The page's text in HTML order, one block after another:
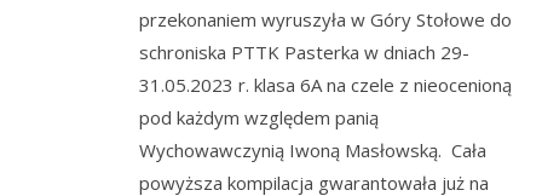
przekonaniem wyruszyła w Góry Stołowe do
schroniska PTTK Pasterka w dniach 29-
31.05.2023 r. klasa 6A na czele z nieocenioną
pod każdym względem panią
Wychowawczynią Iwoną Masłowską. Cała
powyższa kompilacja gwarantowała już na